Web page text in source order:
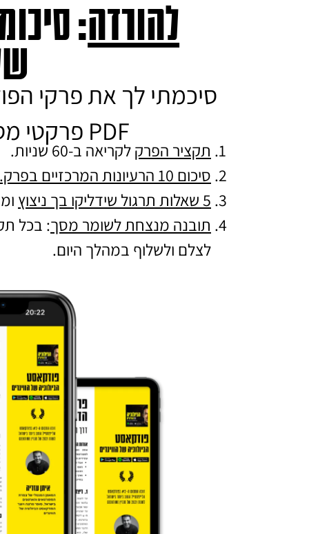
להורדה:
סיכמתי לך את פרקי
PDF פרקטי מסודר להורדה הכולל:
תקציר הפרקלקריאה ב-60 שניות.
סיכום 10 הרעיונות המרכזיים בפרק.
5 שאלות תרגול שידליקו בך ניצוץ
תובנה מנצחת לשומר מסך: בכל
לצלם ולשלוף במהלך היום.